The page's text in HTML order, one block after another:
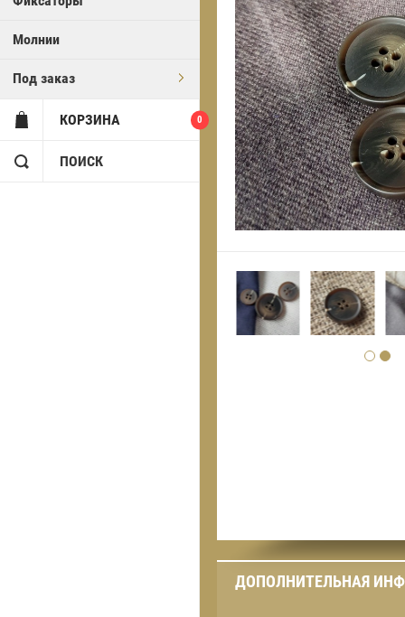
Молнии
Под заказ
КОРЗИНА 0
ПОИСК
ДОПОЛНИТЕЛЬНАЯ